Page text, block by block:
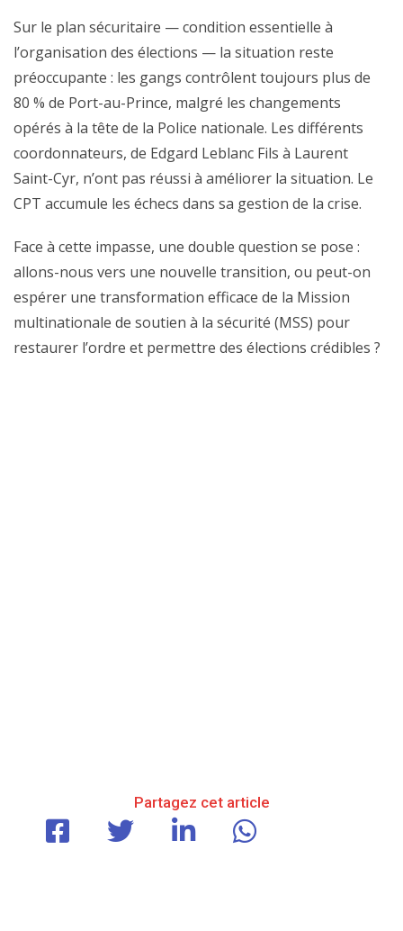
Sur le plan sécuritaire — condition essentielle à
l’organisation des élections — la situation reste
préoccupante : les gangs contrôlent toujours plus de
80 % de Port-au-Prince, malgré les changements
opérés à la tête de la Police nationale. Les différents
coordonnateurs, de Edgard Leblanc Fils à Laurent
Saint-Cyr, n’ont pas réussi à améliorer la situation. Le
CPT accumule les échecs dans sa gestion de la crise.
Face à cette impasse, une double question se pose :
allons-nous vers une nouvelle transition, ou peut-on
espérer une transformation efficace de la Mission
multinationale de soutien à la sécurité (MSS) pour
restaurer l’ordre et permettre des élections crédibles ?
Partagez cet article